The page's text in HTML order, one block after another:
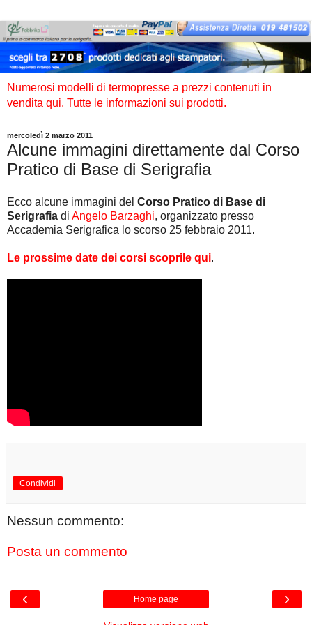
Numerosi modelli di termopresse a prezzi contenuti in
vendita qui. Tutte le informazioni sui prodotti.
mercoledì 2 marzo 2011
Alcune immagini direttamente dal Corso
Pratico di Base di Serigrafia
Ecco alcune immagini del Corso Pratico di Base di
Serigrafia di Angelo Barzaghi, organizzato presso
Accademia Serigrafica lo scorso 25 febbraio 2011.
Le prossime date dei corsi scoprile qui.
Condividi
Nessun commento:
Posta un commento
‹ ›
Home page